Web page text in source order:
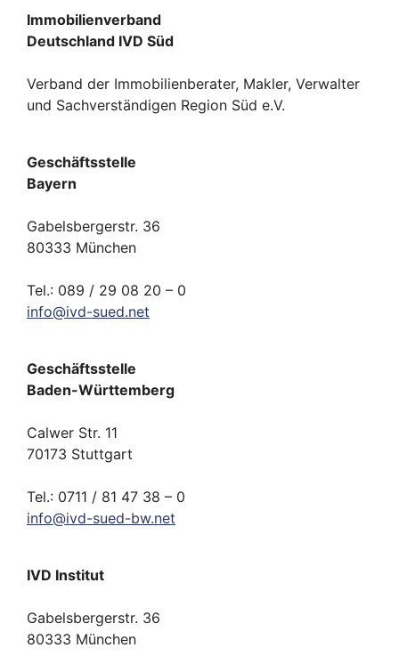
Immobilienverband
Deutschland IVD Süd
Verband der Immobilienberater, Makler, Verwalter
und Sachverständigen Region Süd e.V.
Geschäftsstelle
Bayern
Gabelsbergerstr. 36
80333 München
Tel.: 089 / 29 08 20 – 0
info@ivd-sued.net
Geschäftsstelle
Baden-Württemberg
Calwer Str. 11
70173 Stuttgart
Tel.: 0711 / 81 47 38 – 0
info@ivd-sued-bw.net
IVD Institut
Gabelsbergerstr. 36
80333 München